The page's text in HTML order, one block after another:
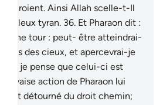
croient. Ainsi Allah scelle-t-Il
tyran. 36. Et Pharaon dit :
une tour : peut- être atteindrai-
voies des cieux, et apercevrai-je
je pense que celui-ci est
action de Pharaon lui
il fut détourné du droit chemin;